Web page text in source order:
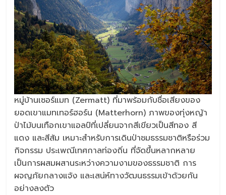
หมู่บ้านเซอร์แมท (Zermatt) ที่มาพร้อมกับชื่อเสียงของ
ยอดเขาแมทเทอร์ฮอร์น (Matterhorn) ภาพของทุ่งหญ้า
ป่าไม้บนเทือกเขาแอลป์ที่เปลี่ยนจากสีเขียวเป็นสีทอง สี
แดง และสีส้ม เหมาะสำหรับการเดินป่าชมธรรมชาติหรือร่วม
กิจกรรม ประเพณีเทศกาลท่องถิ่น ที่จัดขึ้นหลากหลาย
เป็นการผสมผสานระหว่างความงามของธรรมชาติ การ
ผจญภัยกลางแจ้ง และเสน่ห์ทางวัฒนธรรมเข้าด้วยกัน
อย่างลงตัว